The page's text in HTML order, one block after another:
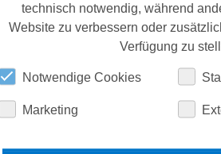
ERSATZTEILE
DOWNLOADS
technisch notwendig, während
Website zu verbessern oder
Verfügung zu
Notwendige Cookies
Marketing